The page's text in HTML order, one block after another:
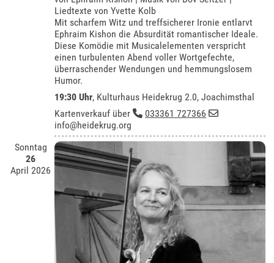
Liedtexte von Yvette Kolb
Mit scharfem Witz und treffsicherer Ironie entlarvt
Ephraim Kishon die Absurdität romantischer Ideale.
Diese Komödie mit Musicalelementen verspricht
einen turbulenten Abend voller Wortgefechte,
überraschender Wendungen und hemmungslosem
Humor.
19:30 Uhr, Kulturhaus Heidekrug 2.0, Joachimsthal
Kartenverkauf über
033361 727366
info@heidekrug.org
Sonntag
26
April 2026